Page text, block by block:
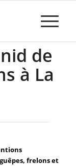
de
à La
frelons et